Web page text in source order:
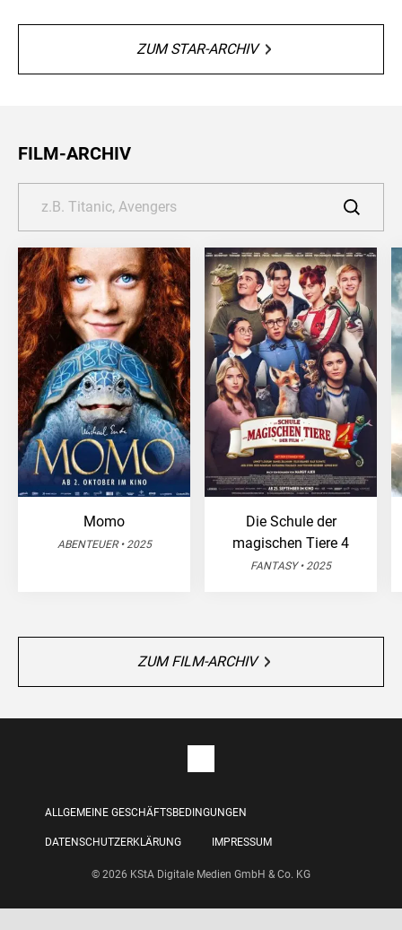
ZUM STAR-ARCHIV
FILM-ARCHIV
Momo
ABENTEUER • 2025
Die Schule der
magischen Tiere 4
FANTASY • 2025
ZUM FILM-ARCHIV
ALLGEMEINE GESCHÄFTSBEDINGUNGEN
DATENSCHUTZERKLÄRUNG IMPRESSUM
© 2026 KStA Digitale Medien GmbH & Co. KG